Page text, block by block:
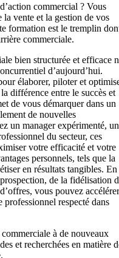
commercial ? Vous
la vente et la gestion de vos
formation est le tremplin
commerciale.
bien structurée et efficace
d’aujourd’hui.
élaborer, piloter et
différence entre le succès et
de vous démarquer dans un
de nouvelles
un manager expérimenté, un
du secteur, ces
votre efficacité et votre
personnels, tels que la
en résultats tangibles. En
de la fidélisation
vous pouvez accélérer
respecté dans
à de nouveaux
et recherchées en matière